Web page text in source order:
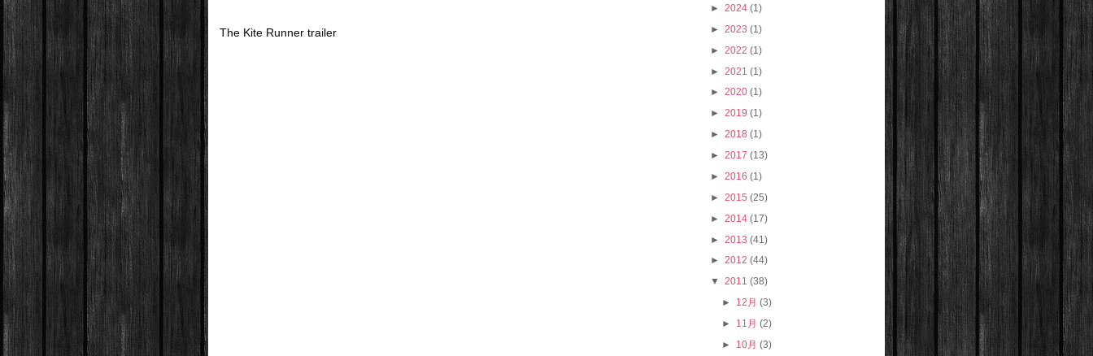
The Kite Runner trailer
► 2024 (1)
► 2023 (1)
► 2022 (1)
► 2021 (1)
► 2020 (1)
► 2019 (1)
► 2018 (1)
► 2017 (13)
► 2016 (1)
► 2015 (25)
► 2014 (17)
► 2013 (41)
► 2012 (44)
▼ 2011 (38)
► 12月 (3)
► 11月 (2)
► 10月 (3)